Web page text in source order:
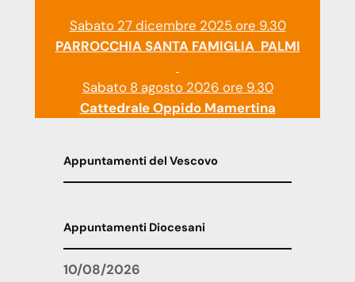
Sabato 27 dicembre 2025 ore 9.30
PARROCCHIA SANTA FAMIGLIA PALMI
Sabato 8 agosto 2026 ore 9.30
Cattedrale Oppido Mamertina
Appuntamenti del Vescovo
Appuntamenti Diocesani
10/08/2026